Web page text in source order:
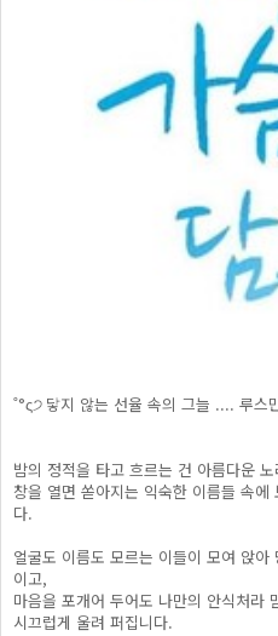
˚°ς੭ 닿지 않는 선율 속의 그늘 .... 루스
밤의 정적을 타고 흐르는 건 아름다운
창을 열면 쏟아지는 익숙한 이름들 속
다.
얼굴도 이름도 모르는 이들이 모여 앉
이고,
마음을 포개어 두어도 나만의 안식처라
시끄럽게 울려 퍼집니다.